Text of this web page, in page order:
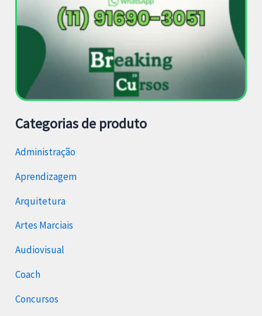
Categorias de produto
Administração
Aprendizagem
Arquitetura
Artes Marciais
Audiovisual
Coach
Concursos